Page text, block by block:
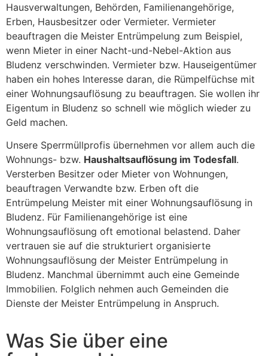
Hausverwaltungen, Behörden, Familienangehörige,
Erben, Hausbesitzer oder Vermieter. Vermieter
beauftragen die Meister Entrümpelung zum Beispiel,
wenn Mieter in einer Nacht-und-Nebel-Aktion aus
Bludenz verschwinden. Vermieter bzw. Hauseigentümer
haben ein hohes Interesse daran, die Rümpelfüchse mit
einer Wohnungsauflösung zu beauftragen. Sie wollen ihr
Eigentum in Bludenz so schnell wie möglich wieder zu
Geld machen.
Unsere Sperrmüllprofis übernehmen vor allem auch die
Wohnungs- bzw. Haushaltsauflösung im Todesfall.
Versterben Besitzer oder Mieter von Wohnungen,
beauftragen Verwandte bzw. Erben oft die
Entrümpelung Meister mit einer Wohnungsauflösung in
Bludenz. Für Familienangehörige ist eine
Wohnungsauflösung oft emotional belastend. Daher
vertrauen sie auf die strukturiert organisierte
Wohnungsauflösung der Meister Entrümpelung in
Bludenz. Manchmal übernimmt auch eine Gemeinde
Immobilien. Folglich nehmen auch Gemeinden die
Dienste der Meister Entrümpelung in Anspruch.
Was Sie über eine